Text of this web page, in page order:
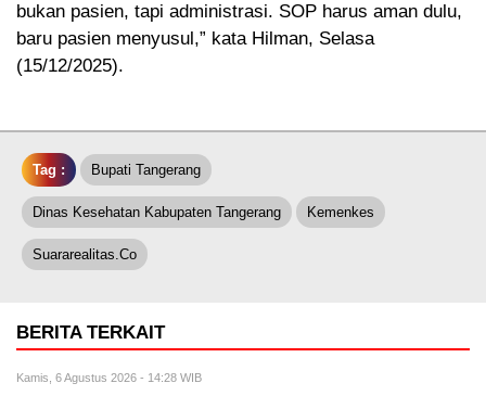
bukan pasien, tapi administrasi. SOP harus aman dulu,
baru pasien menyusul,” kata Hilman, Selasa
(15/12/2025).
Tag : Bupati Tangerang
Dinas Kesehatan Kabupaten Tangerang Kemenkes
Suararealitas.co
BERITA TERKAIT
Kamis, 6 Agustus 2026 - 14:28 WIB